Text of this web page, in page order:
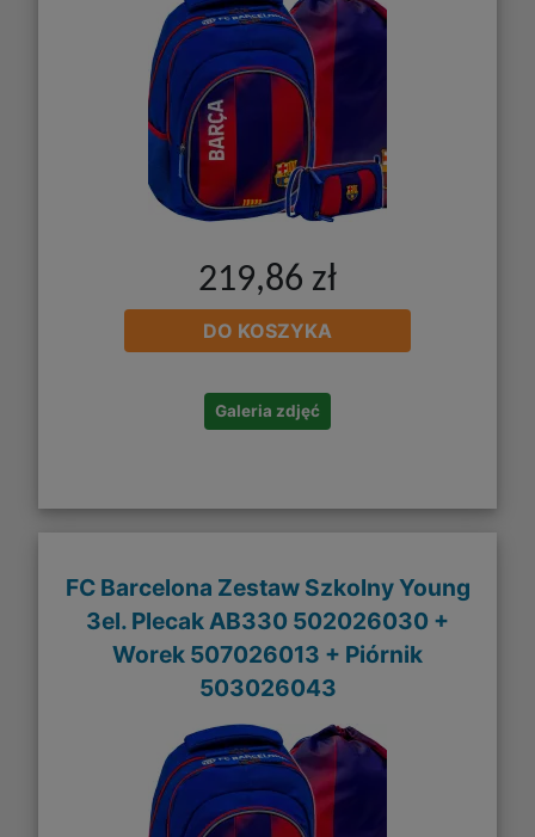
219,86 zł
DO KOSZYKA
Galeria zdjęć
FC Barcelona Zestaw Szkolny Young
3el. Plecak AB330 502026030 +
Worek 507026013 + Piórnik
503026043